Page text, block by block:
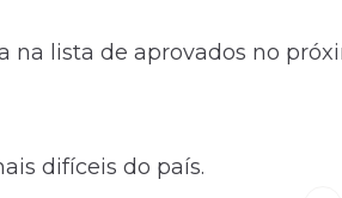
na lista de aprovados no
difíceis do país.